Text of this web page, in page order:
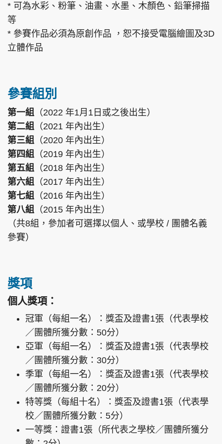
* 可為水彩、粉筆、油畫、水墨、木顏色、鉛筆掃描
等
* 參賽作品必須為原創作品 ，恕不接受電腦繪圖及3D
立體作品
參賽組別
第一組
（2022 年1月1日或之後出生）
第二組
（2021 年內出生）
第三組
（2020 年內出生）
第四組
（2019 年內出生）
第五組
（2018 年內出生）
第六組
（2017 年內出生）
第七組
（2016 年內出生）
第八組
（2015 年內出生）
（共8組，參加者可選擇以個人、或學校 / 團體名義
參賽）
獎項
個人獎項：
冠軍（每組一名）：獎盃及證書1張（代表學校
／團體所獲分數：50分）
亞軍（每組一名）：獎盃及證書1張（代表學校
／團體所獲分數：30分）
季軍（每組一名）：獎盃及證書1張（代表學校
／團體所獲分數：20分）
特等獎（每組十名）：獎盃及證書1張（代表學
校／團體所獲分數：5分）
一等獎：證書1張（所代表之學校／團體所獲分